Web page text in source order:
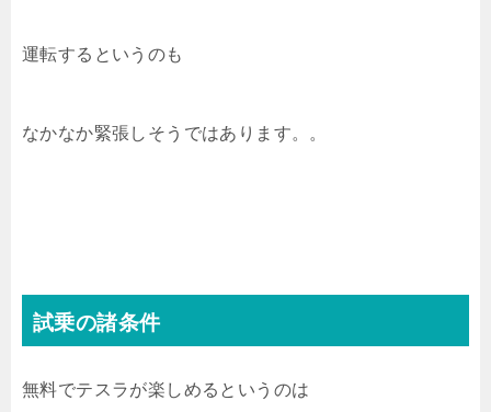
運転するというのも
なかなか緊張しそうではあります。。
試乗の諸条件
無料でテスラが楽しめるというのは